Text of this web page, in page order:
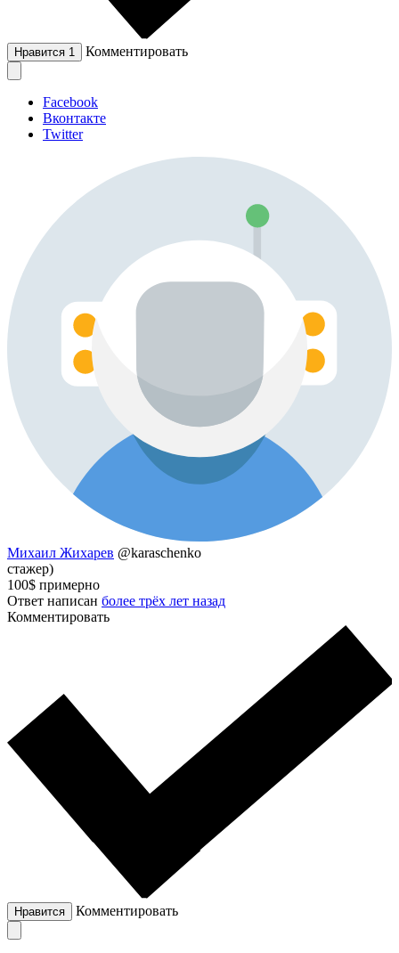
Нравится 1 Комментировать
Facebook
Вконтакте
Twitter
Михаил Жихарев @karaschenko
стажер)
100$ примерно
Ответ написан более трёх лет назад
Комментировать
Нравится Комментировать